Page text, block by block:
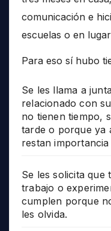
comunicación e
escuelas o en
Para eso sí hubo
Se les llama a
relacionado con
no tienen tiempo,
tarde o porque ya
restan
Se les solicita que
trabajo o
cumplen porque
les olvida.